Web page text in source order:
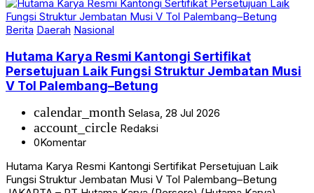
Berita Daerah Nasional
Hutama Karya Resmi Kantongi Sertifikat
Persetujuan Laik Fungsi Struktur Jembatan Musi
V Tol Palembang–Betung
calendar_month Selasa, 28 Jul 2026
account_circle Redaksi
0Komentar
Hutama Karya Resmi Kantongi Sertifikat Persetujuan Laik
Fungsi Struktur Jembatan Musi V Tol Palembang–Betung